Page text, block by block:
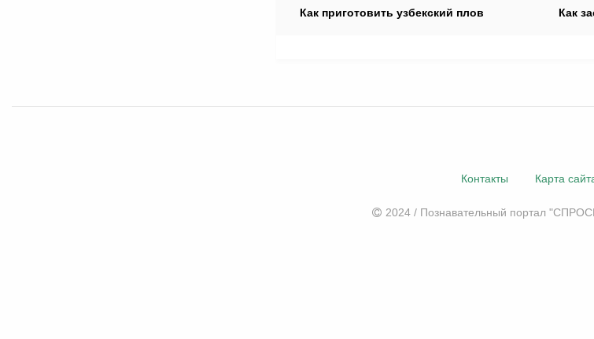
Как приготовить узбекский плов
Как
Контакты Карта
2024 / Познавательный портал